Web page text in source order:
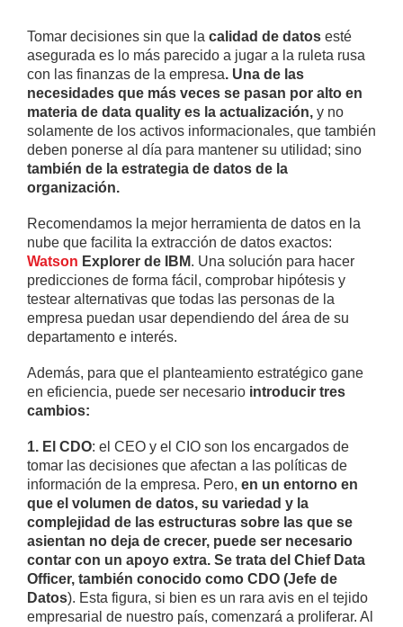
Tomar decisiones sin que la calidad de datos esté
asegurada es lo más parecido a jugar a la ruleta rusa
con las finanzas de la empresa. Una de las
necesidades que más veces se pasan por alto en
materia de data quality es la actualización, y no
solamente de los activos informacionales, que también
deben ponerse al día para mantener su utilidad; sino
también de la estrategia de datos de la
organización.
Recomendamos la mejor herramienta de datos en la
nube que facilita la extracción de datos exactos:
Watson Explorer de IBM. Una solución para hacer
predicciones de forma fácil, comprobar hipótesis y
testear alternativas que todas las personas de la
empresa puedan usar dependiendo del área de su
departamento e interés.
Además, para que el planteamiento estratégico gane
en eficiencia, puede ser necesario introducir tres
cambios:
1. El CDO: el CEO y el CIO son los encargados de
tomar las decisiones que afectan a las políticas de
información de la empresa. Pero, en un entorno en
que el volumen de datos, su variedad y la
complejidad de las estructuras sobre las que se
asientan no deja de crecer, puede ser necesario
contar con un apoyo extra. Se trata del Chief Data
Officer, también conocido como CDO (Jefe de
Datos). Esta figura, si bien es un rara avis en el tejido
empresarial de nuestro país, comenzará a proliferar. Al